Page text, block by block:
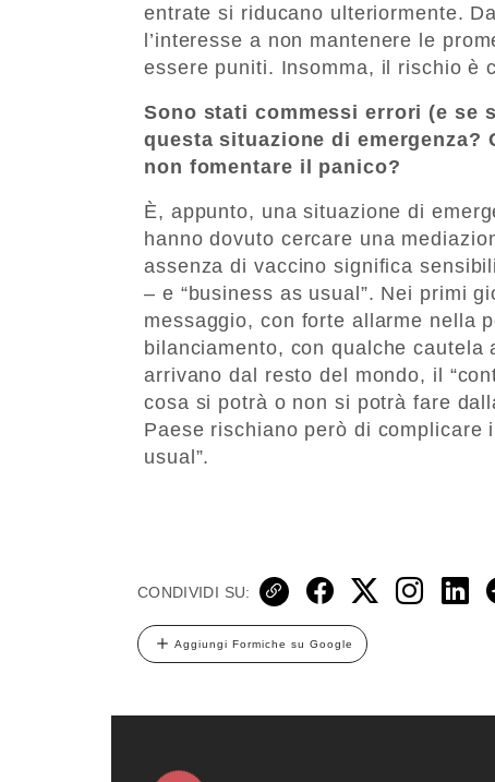
entrate si riducano ulteriormente.
l’interesse a non mantenere le
essere puniti. Insomma, il rischio è
Sono stati commessi errori (e se
questa situazione di emergenza?
non fomentare il panico?
È, appunto, una situazione di
hanno dovuto cercare una
assenza di vaccino significa
– e “business as usual”. Nei primi
messaggio, con forte allarme nella
bilanciamento, con qualche
arrivano dal resto del mondo, il
cosa si potrà o non si potrà fare
Paese rischiano però di complicare
usual”.
CONDIVIDI SU:
Aggiungi Formiche su Google